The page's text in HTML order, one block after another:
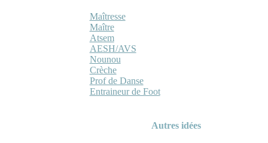
Maîtresse
Maître
Atsem
AESH/AVS
Nounou
Crèche
Prof de Danse
Entraineur de Foot
Autres idées